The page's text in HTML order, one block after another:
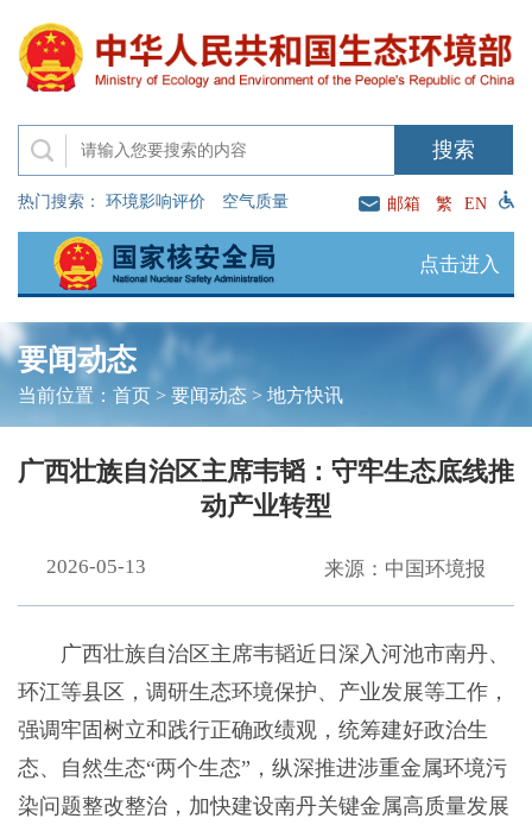
热门搜索： 环境影响评价 空气质量 邮箱 繁 EN
点击进入
要闻动态
当前位置： 首页> 要闻动态 > 地方快讯
广西壮族自治区主席韦韬：守牢生态底线推
动产业转型
2026-05-13 来源：中国环境报
广西壮族自治区主席韦韬近日深入河池市南丹、
环江等县区，调研生态环境保护、产业发展等工作，
强调牢固树立和践行正确政绩观，统筹建好政治生
态、自然生态“两个生态”，纵深推进涉重金属环境污
染问题整改整治，加快建设南丹关键金属高质量发展